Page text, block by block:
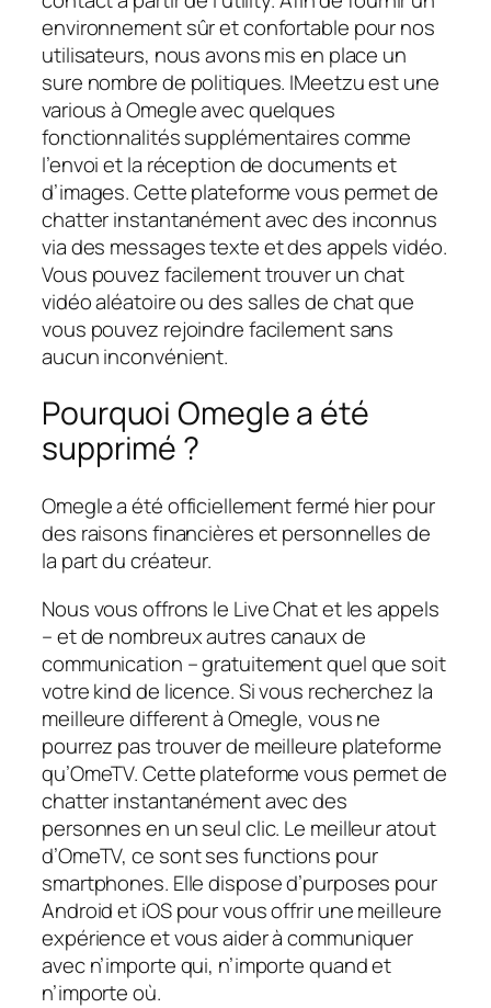
environnement sûr et confortable pour nos
utilisateurs, nous avons mis en place un
sure nombre de politiques. IMeetzu est une
various à Omegle avec quelques
fonctionnalités supplémentaires comme
l’envoi et la réception de documents et
d’images. Cette plateforme vous permet de
chatter instantanément avec des inconnus
via des messages texte et des appels vidéo.
Vous pouvez facilement trouver un chat
vidéo aléatoire ou des salles de chat que
vous pouvez rejoindre facilement sans
aucun inconvénient.
Pourquoi Omegle a été
supprimé ?
Omegle a été officiellement fermé hier pour
des raisons financières et personnelles de
la part du créateur.
Nous vous offrons le Live Chat et les appels
– et de nombreux autres canaux de
communication – gratuitement quel que soit
votre kind de licence. Si vous recherchez la
meilleure different à Omegle, vous ne
pourrez pas trouver de meilleure plateforme
qu’OmeTV. Cette plateforme vous permet de
chatter instantanément avec des
personnes en un seul clic. Le meilleur atout
d’OmeTV, ce sont ses functions pour
smartphones. Elle dispose d’purposes pour
Android et iOS pour vous offrir une meilleure
expérience et vous aider à communiquer
avec n’importe qui, n’importe quand et
n’importe où.